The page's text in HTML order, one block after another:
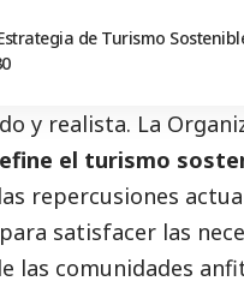
de Turismo
y realista. La
el turismo
repercusiones
satisfacer las
las comunidades